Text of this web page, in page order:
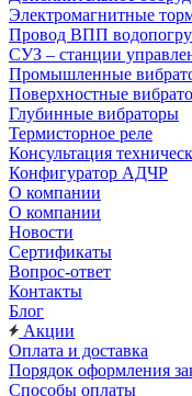
Электромагнитные
Провод ВПП
СУЗ – станции
Промышленные
Поверхностные
Глубинные вибраторы
Термисторное реле
Консультация
Конфигуратор АДЧР
О компании
О компании
Новости
Сертификаты
Вопрос-ответ
Контакты
Блог
Акции
Оплата и доставка
Порядок оформления
Способы оплаты